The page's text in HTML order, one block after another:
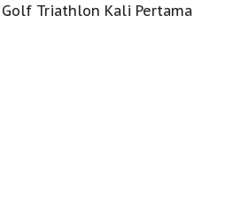
Triathlon Kali Pertama